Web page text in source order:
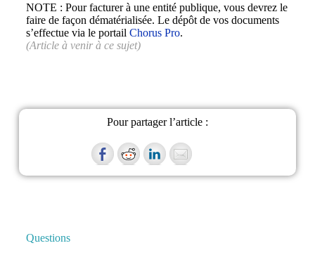
NOTE : Pour facturer à une entité publique, vous devrez le
faire de façon dématérialisée. Le dépôt de vos documents
s’effectue via le portail Chorus Pro.
(Article à venir à ce sujet)
Pour partager l’article :
Questions